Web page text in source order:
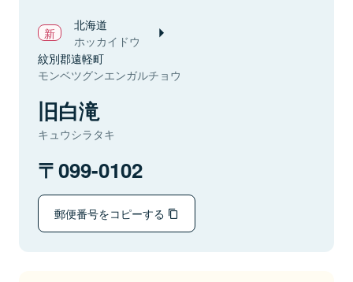
北海道
ホッカイドウ
紋別郡遠軽町
モンベツグンエンガルチョウ
旧白滝
キュウシラタキ
099-0102
郵便番号をコピーする